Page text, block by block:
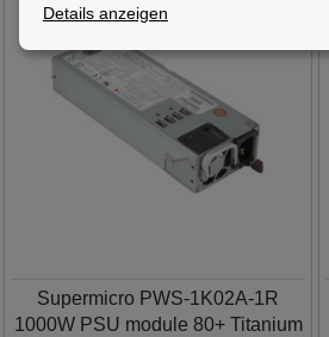
Supermicro PWS-1K02A-1R
1000W PSU module 80+ Titanium
Details anzeigen